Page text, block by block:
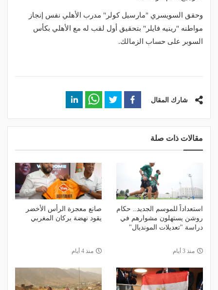
وحقق السويسري "مارسيل كولر" مدرب الأهلي نفس إنجاز
مواطنه "رينيه فايلر" بتحقيق أول لقب له مع الأهلي بكأس
السوبر على حساب الزمالك.
شارك المقال
مقالات ذات صلة
استعداداً للموسم الجديد.. حكام
روشن يستهلون مشوارهم في
دراسة "تعديلات المونديال"
منذ 3 أيام
صانع معجزة الرأس الأخضر
يقود نهضة بركان المغربي
منذ 4 أيام